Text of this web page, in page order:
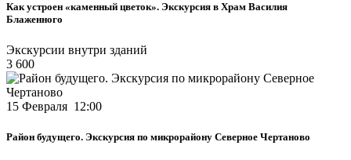
Как устроен «каменный цветок». Экскурсия в Храм Василия
Блаженного
Экскурсии внутри зданий
3 600
15 Февраля 12:00
Район будущего. Экскурсия по микрорайону Северное Чертаново